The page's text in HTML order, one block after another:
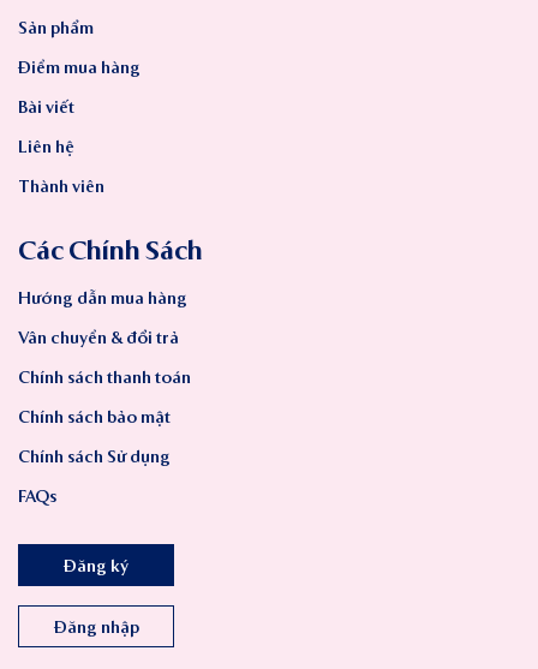
Sản phẩm
Điểm mua hàng
Bài viết
Liên hệ
Thành viên
Các Chính Sách
Hướng dẫn mua hàng
Vân chuyển & đổi trả
Chính sách thanh toán
Chính sách bảo mật
Chính sách Sử dụng
FAQs
Đăng ký
Đăng nhập